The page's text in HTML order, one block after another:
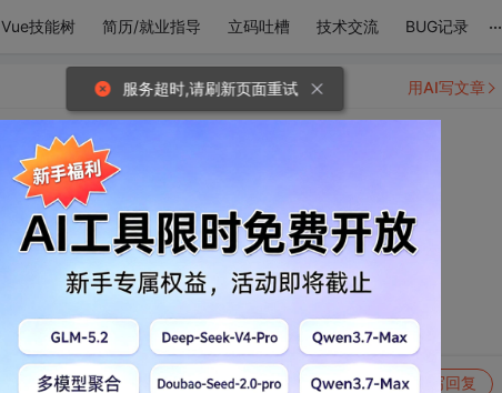
Vue技能树 简历/就业指导 立码吐槽 技术交流 BUG记录 ...
转发到动态 举报 写回复
用AI写文章
服务超时,请刷新页面重试